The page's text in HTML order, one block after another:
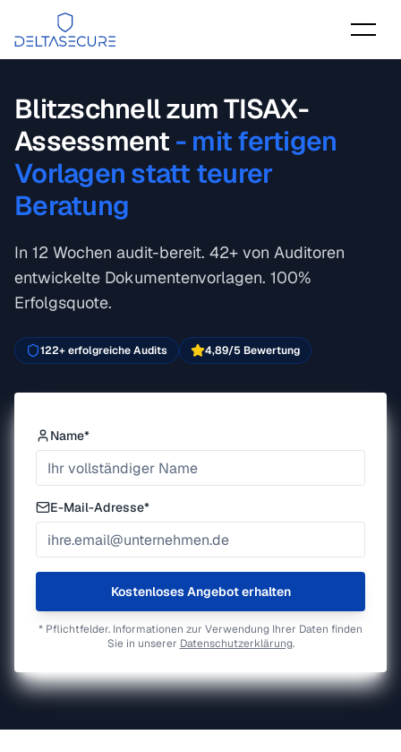
DeltaSecure
Blitzschnell zum TISAX-
Assessment - mit fertigen
Vorlagen statt teurer
Beratung
In 12 Wochen audit-bereit. 42+ von Auditoren
entwickelte Dokumentenvorlagen. 100%
Erfolgsquote.
122+ erfolgreiche Audits 4,89/5 Bewertung
Name*
E-Mail-Adresse*
Kostenloses Angebot erhalten
* Pflichtfelder. Informationen zur Verwendung Ihrer Daten finden
Sie in unserer Datenschutzerklärung.